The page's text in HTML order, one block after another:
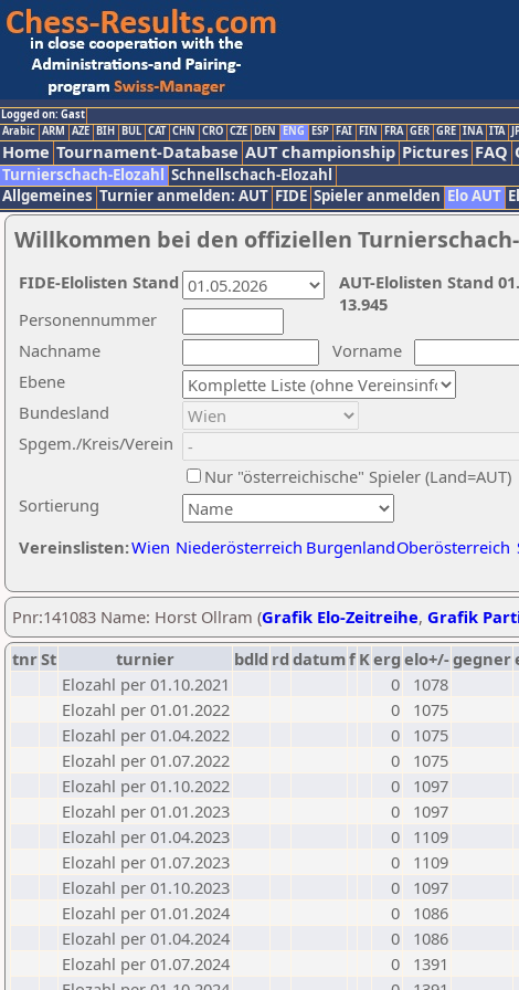
Logged on: Gast
Arabic ARM AZE BIH BUL CAT CHN CRO CZE DEN ENG ESP FAI FIN FRA GER GRE INA ITA
Home Tournament-Database AUT championship Pictures FAQ
Turnierschach-Elozahl Schnellschach-Elozahl
Allgemeines Turnier anmelden: AUT FIDE Spieler anmelden Elo AUT
Willkommen bei den offiziellen Turnierschach-
Nachname
Vorname
Ebene
Sortierung
Personennummer
Bundesland
Spgem./Kreis/Verein
Nur "österreichische" Spieler (Land=AUT)
Vereinslisten:Wien Niederösterreich BurgenlandOberösterreich
AUT-Elolisten Stand
13.945
FIDE-Elolisten Stand
Pnr:141083 Name: Horst Ollram (Grafik Elo-Zeitreihe, Grafik
tnrSt turnier bdld rd datumf Kerg elo+/-gegner
Elozahl per 01.10.2021
0
1078
Elozahl per 01.01.2022
0
1075
Elozahl per 01.04.2022
0
1075
Elozahl per 01.07.2022
0
1075
Elozahl per 01.10.2022
0
1097
Elozahl per 01.01.2023
0
1097
Elozahl per 01.04.2023
0
1109
Elozahl per 01.07.2023
0
1109
Elozahl per 01.10.2023
0
1097
Elozahl per 01.01.2024
0
1086
Elozahl per 01.04.2024
0
1086
Elozahl per 01.07.2024
0
1391